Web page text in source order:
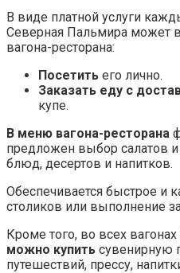
В виде платной услуги
Северная Пальмира может
вагона-ресторана:
Посетить его лично.
Заказать еду с
купе.
В меню вагона-ресторана
предложен выбор салатов
блюд, десертов и напитков.
Обеспечивается быстрое и
столиков или выполнение
Кроме того, во всех
можно купить сувенирную
путешествий, прессу,